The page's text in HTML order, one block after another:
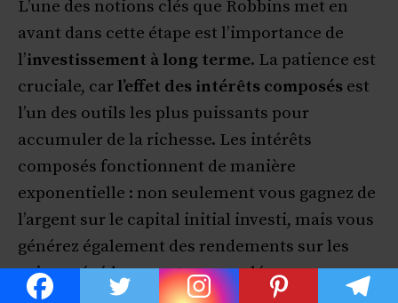
L’une des notions clés que Robbins met en
avant dans cette étape est l’importance de
l’investissement à long terme. La patience est
cruciale, car l’effet des intérêts composés est
l’un des outils les plus puissants pour
accumuler de la richesse. Les intérêts
composés fonctionnent de manière
exponentielle : non seulement vous gagnez de
l’argent sur le capital initial investi, mais vous
générez également des rendements sur les
gains précédemment accumulés.